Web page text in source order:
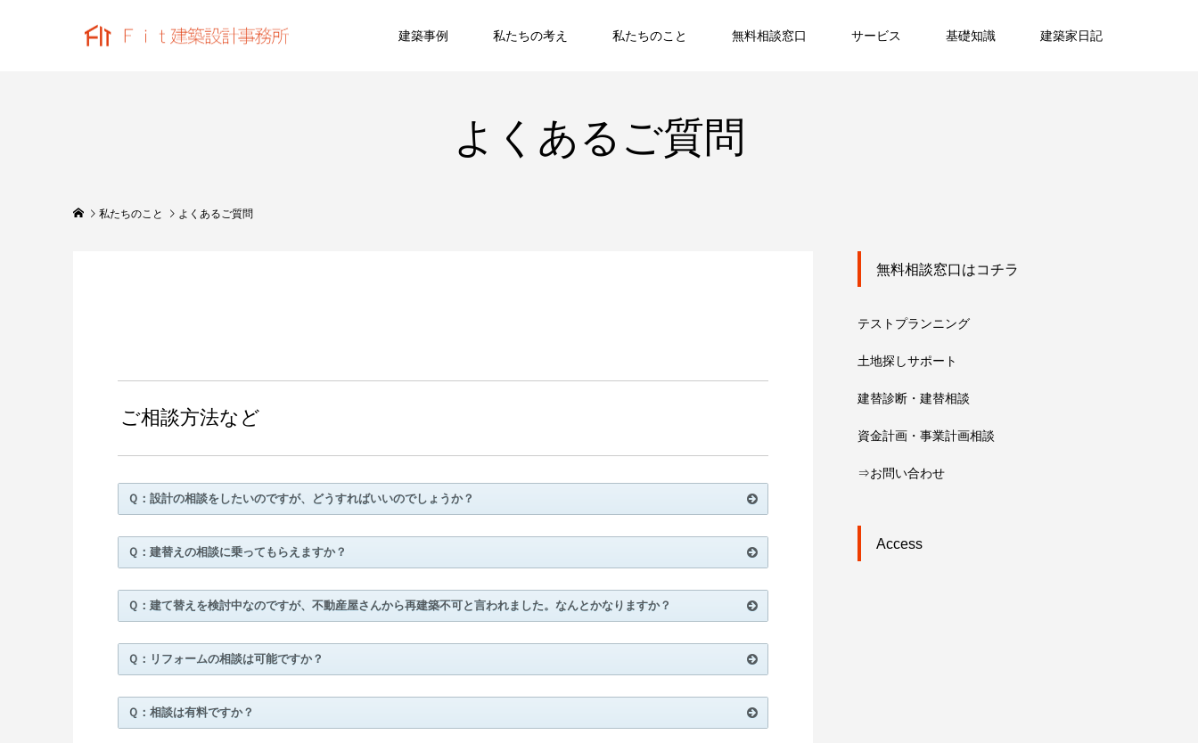
建築事例 私たちの考え 私たちのこと 無料相談窓口 サービス 基礎知識 建築家日記
よくあるご質問
私たちのこと よくあるご質問
ご相談方法など
Ｑ：設計の相談をしたいのですが、どうすればいいのでしょうか？
Ｑ：建替えの相談に乗ってもらえますか？
Ｑ：建て替えを検討中なのですが、不動産屋さんから再建築不可と言われました。なんとかなりますか？
Ｑ：リフォームの相談は可能ですか？
Ｑ：相談は有料ですか？
無料相談窓口はコチラ
テストプランニング
土地探しサポート
建替診断・建替相談
資金計画・事業計画相談
⇒お問い合わせ
Access